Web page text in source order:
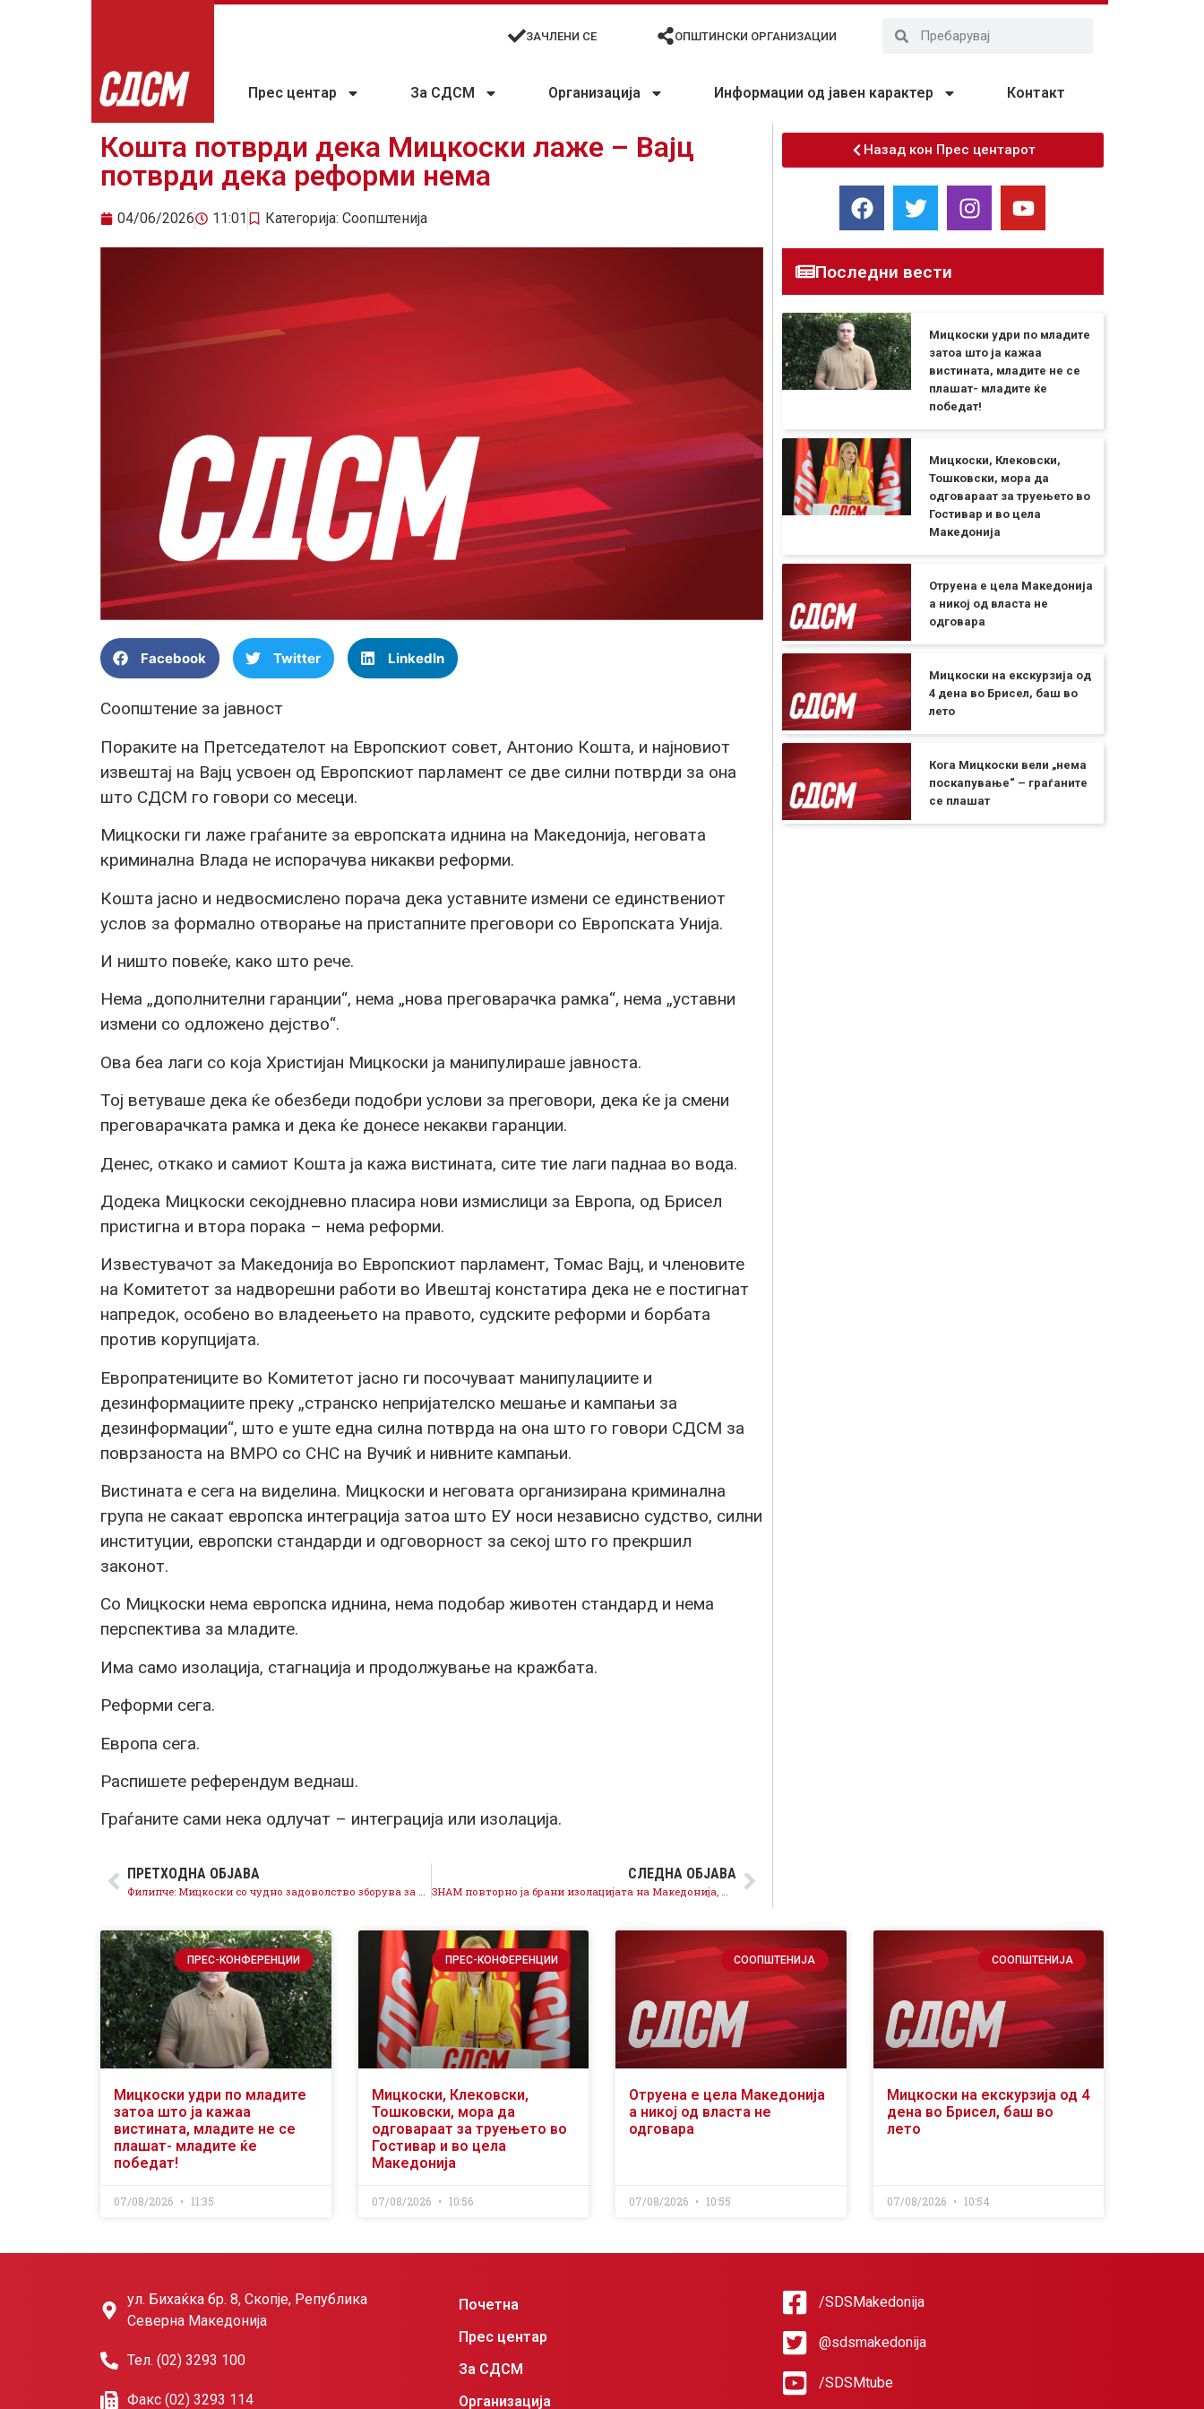
ЗАЧЛЕНИ СЕ ОПШТИНСКИ ОРГАНИЗАЦИИ
Прес центар За СДСМ Организација Информации од јавен карактер Контакт
Кошта потврди дека Мицкоски лаже – Вајц
потврди дека реформи нема
04/06/2026 11:01 Категорија: Соопштенија
Facebook Twitter LinkedIn
Соопштение за јавност
Пораките на Претседателот на Европскиот совет, Антонио Кошта, и најновиот
извештај на Вајц усвоен од Европскиот парламент се две силни потврди за она
што СДСМ го говори со месеци.
Мицкоски ги лаже граѓаните за европската иднина на Македонија, неговата
криминална Влада не испорачува никакви реформи.
Кошта јасно и недвосмислено порача дека уставните измени се единствениот
услов за формално отворање на пристапните преговори со Европската Унија.
И ништо повеќе, како што рече.
Нема „дополнителни гаранции“, нема „нова преговарачка рамка“, нема „уставни
измени со одложено дејство“.
Ова беа лаги со која Христијан Мицкоски ја манипулираше јавноста.
Тој ветуваше дека ќе обезбеди подобри услови за преговори, дека ќе ја смени
преговарачката рамка и дека ќе донесе некакви гаранции.
Денес, откако и самиот Кошта ја кажа вистината, сите тие лаги паднаа во вода.
Додека Мицкоски секојдневно пласира нови измислици за Европа, од Брисел
пристигна и втора порака – нема реформи.
Известувачот за Македонија во Европскиот парламент, Томас Вајц, и членовите
на Комитетот за надворешни работи во Ивештај констатира дека не е постигнат
напредок, особено во владеењето на правото, судските реформи и борбата
против корупцијата.
Европратениците во Комитетот јасно ги посочуваат манипулациите и
дезинформациите преку „странско непријателско мешање и кампањи за
дезинформации“, што е уште една силна потврда на она што го говори СДСМ за
поврзаноста на ВМРО со СНС на Вучиќ и нивните кампањи.
Вистината е сега на виделина. Мицкоски и неговата организирана криминална
група не сакаат европска интеграција затоа што ЕУ носи независно судство, силни
институции, европски стандарди и одговорност за секој што го прекршил
законот.
Со Мицкоски нема европска иднина, нема подобар животен стандард и нема
перспектива за младите.
Има само изолација, стагнација и продолжување на кражбата.
Реформи сега.
Европа сега.
Распишете референдум веднаш.
Граѓаните сами нека одлучат – интеграција или изолација.
ПРЕТХОДНА ОБЈАВА СЛЕДНА ОБЈАВА
Назад кон Прес центарот
Последни вести
Мицкоски удри по младите
затоа што ја кажаа
вистината, младите не се
плашат- младите ќе
победат!
Мицкоски, Клековски,
Тошковски, мора да
одговараат за труењето во
Гостивар и во цела
Македонија
Отруена е цела Македонија
а никој од власта не
одговара
Мицкоски на екскурзија од
4 дена во Брисел, баш во
лето
Кога Мицкоски вели „нема
поскапување“ – граѓаните
се плашат
ПРЕС-КОНФЕРЕНЦИИ
Мицкоски удри по младите
затоа што ја кажаа
вистината, младите не се
плашат- младите ќе
победат!
07/08/2026 11:35
ПРЕС-КОНФЕРЕНЦИИ
Мицкоски, Клековски,
Тошковски, мора да
одговараат за труењето во
Гостивар и во цела
Македонија
07/08/2026 10:56
СООПШТЕНИЈА
Отруена е цела Македонија
а никој од власта не
одговара
07/08/2026 10:55
СООПШТЕНИЈА
Мицкоски на екскурзија од 4
дена во Брисел, баш во
лето
07/08/2026 10:54
ул. Бихаќка бр. 8, Скопје, Република
Северна Македонија
Тел. (02) 3293 100
Факс (02) 3293 114
Почетна
Прес центар
За СДСМ
Организација
/SDSMakedonija
@sdsmakedonija
/SDSMtube